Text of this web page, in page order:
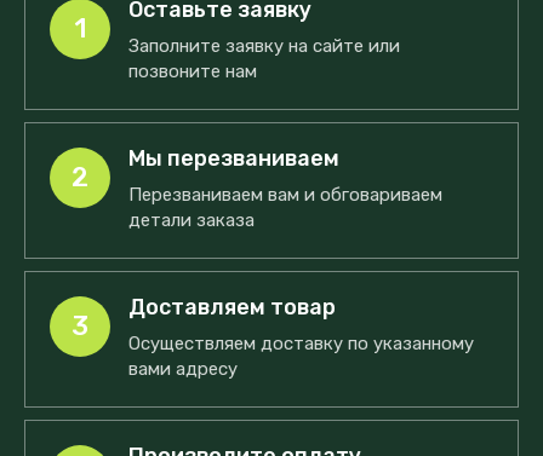
1
Оставьте заявку
Заполните заявку на сайте или
позвоните нам
2
Мы перезваниваем
Перезваниваем вам и обговариваем
детали заказа
3
Доставляем товар
Осуществляем доставку по указанному
вами адресу